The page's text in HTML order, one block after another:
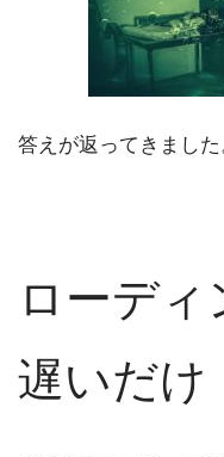
答えが返ってきました
ローディ
遅いだけ